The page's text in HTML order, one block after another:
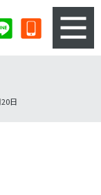
・店舗紹介・MAP
日